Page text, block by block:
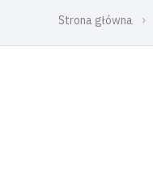
Strona główna